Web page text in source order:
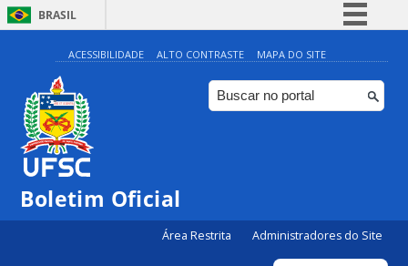
BRASIL
Simplifique!
Comunica BR
Participe
ACESSIBILIDADE ALTO CONTRASTE MAPA DO SITE
Boletim Oficial
Área Restrita Administradores do Site